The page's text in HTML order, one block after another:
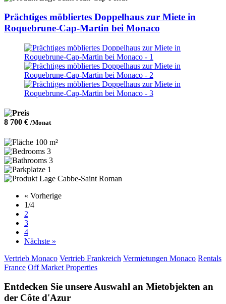
Prächtiges möbliertes Doppelhaus zur Miete in
Roquebrune-Cap-Martin bei Monaco
8 700 € /Monat
100 m²
3
3
1
Cabbe-Saint Roman
« Vorherige
1/4
2
3
4
Nächste »
Vertrieb Monaco Vertrieb Frankreich Vermietungen Monaco Rentals
France Off Market Properties
Entdecken Sie unsere Auswahl an Mietobjekten an
der Côte d'Azur